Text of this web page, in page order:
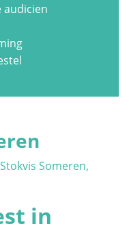
audicien
Someren,
in